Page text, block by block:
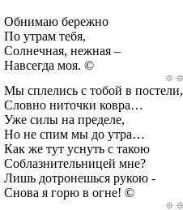
Обнимаю бережно
По утрам тебя,
Солнечная, нежная –
Навсегда моя. ©
Мы сплелись с тобой в постели,
Словно ниточки ковра…
Уже силы на пределе,
Но не спим мы до утра…
Как же тут уснуть с такою
Соблазнительницей мне?
Лишь дотронешься рукою -
Снова я горю в огне! ©